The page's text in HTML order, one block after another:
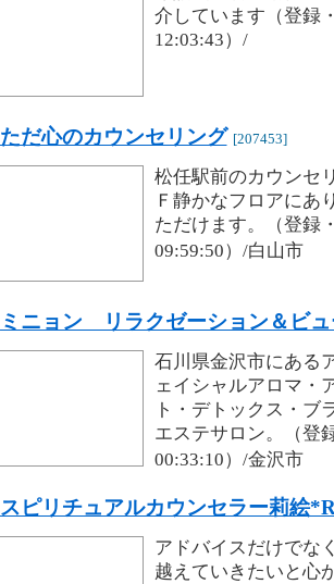
介しています（登録
12:03:43）/
ただ心のカウンセリング [207453]
松任駅前のカウンセ
Ｆ静かなフロアにあ
ただけます。（登録
09:59:50）/白山市
ミニョン リラクゼーション＆ビュ
石川県金沢市にある
ェイシャルアロマ・
ト・デトックス・ブ
エステサロン。（登
00:33:10）/金沢市
スピリチュアルカウンセラー莉絵
アドバイスだけでな
越えていきたいと心